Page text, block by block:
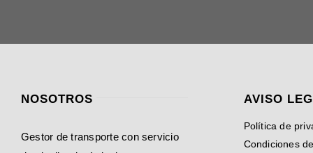
NOSOTROS
Gestor de transporte con servicio
AVISO
Política de
Condiciones